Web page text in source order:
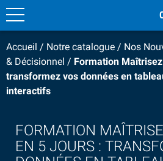
Accueil / Notre catalogue / Nos
& Décisionnel / Formation
transformez vos données en
interactifs
FORMATION
EN 5 JOURS :